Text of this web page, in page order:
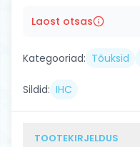
Laost otsas
Kategooriad: Tõuksid
Sildid: IHC
TOOTEKIRJELDUS